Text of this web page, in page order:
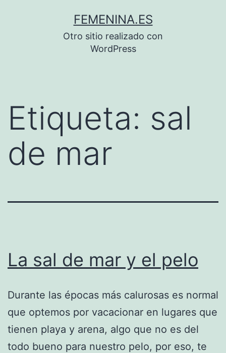
FEMENINA.ES
Otro sitio realizado con
WordPress
Etiqueta: sal
de mar
La sal de mar y el pelo
Durante las épocas más calurosas es normal
que optemos por vacacionar en lugares que
tienen playa y arena, algo que no es del
todo bueno para nuestro pelo, por eso, te